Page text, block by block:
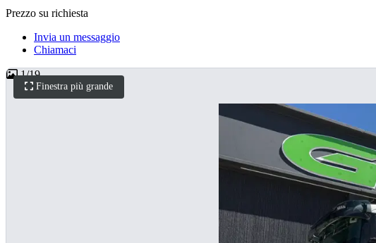
Prezzo su richiesta
Invia un messaggio
Chiamaci
Finestra più grande
1/19